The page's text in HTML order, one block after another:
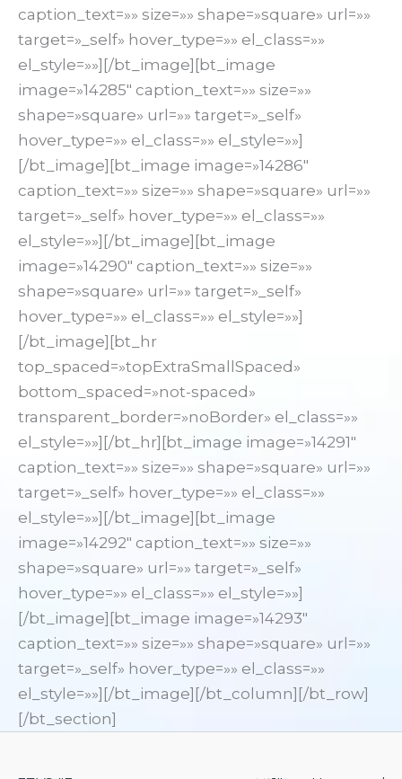
caption_text=»» size=»» shape=»square» url=»»
target=»_self» hover_type=»» el_class=»»
el_style=»»][/bt_image][bt_image
image=»14285″ caption_text=»» size=»»
shape=»square» url=»» target=»_self»
hover_type=»» el_class=»» el_style=»»]
[/bt_image][bt_image image=»14286″
caption_text=»» size=»» shape=»square» url=»»
target=»_self» hover_type=»» el_class=»»
el_style=»»][/bt_image][bt_image
image=»14290″ caption_text=»» size=»»
shape=»square» url=»» target=»_self»
hover_type=»» el_class=»» el_style=»»]
[/bt_image][bt_hr
top_spaced=»topExtraSmallSpaced»
bottom_spaced=»not-spaced»
transparent_border=»noBorder» el_class=»»
el_style=»»][/bt_hr][bt_image image=»14291″
caption_text=»» size=»» shape=»square» url=»»
target=»_self» hover_type=»» el_class=»»
el_style=»»][/bt_image][bt_image
image=»14292″ caption_text=»» size=»»
shape=»square» url=»» target=»_self»
hover_type=»» el_class=»» el_style=»»]
[/bt_image][bt_image image=»14293″
caption_text=»» size=»» shape=»square» url=»»
target=»_self» hover_type=»» el_class=»»
el_style=»»][/bt_image][/bt_column][/bt_row]
[/bt_section]